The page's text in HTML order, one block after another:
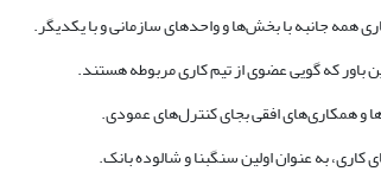
همه جانبه با بخش‌ها و واحدهای سازمانی و با یکدیگر.
باور که گویی عضوی از تیم کاری مربوطه هستند.
و همکاری‌های افقی بجای کنترل‌های عمودی.
کاری، به عنوان اولین سنگ­بنا و شالوده بانک.